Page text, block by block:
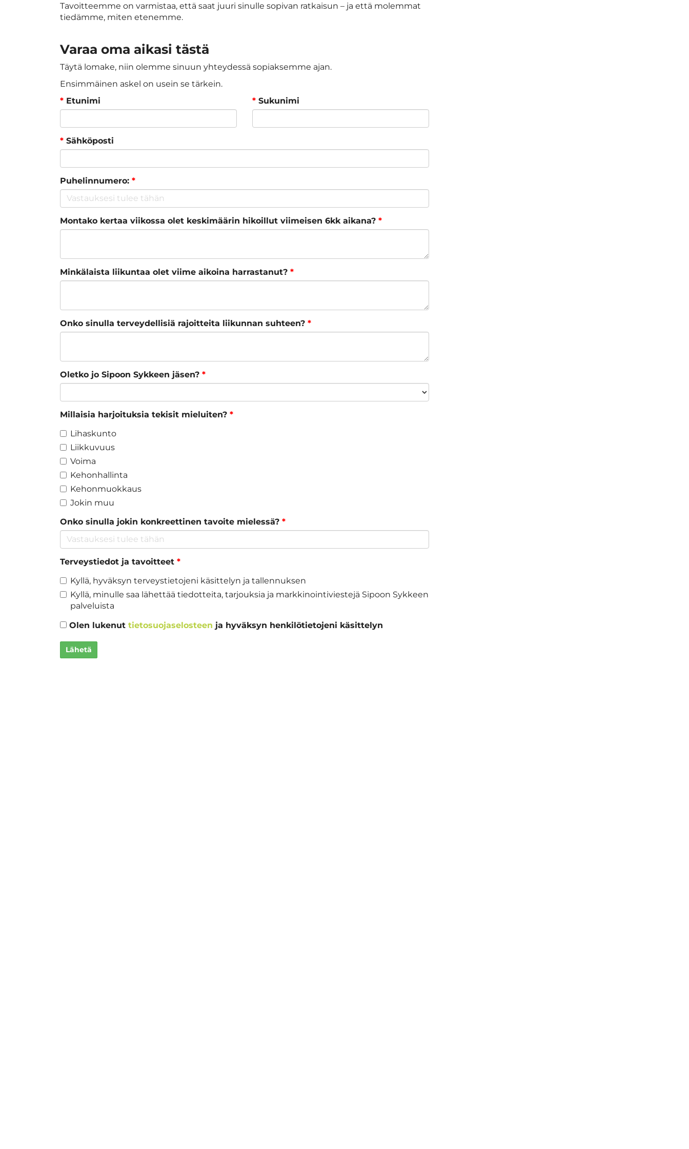
Tavoitteemme on varmistaa, että saat juuri sinulle sopivan ratkaisun – ja että molemmat
tiedämme, miten etenemme.
​​​​​​​Varaa oma aikasi tästä
Täytä lomake, niin olemme sinuun yhteydessä sopiaksemme ajan.
Ensimmäinen askel on usein se tärkein.
* Etunimi * Sukunimi
* Sähköposti
Puhelinnumero: *
Montako kertaa viikossa olet keskimäärin hikoillut viimeisen 6kk aikana? *
Minkälaista liikuntaa olet viime aikoina harrastanut? *
Onko sinulla terveydellisiä rajoitteita liikunnan suhteen? *
Oletko jo Sipoon Sykkeen jäsen? *
Millaisia harjoituksia tekisit mieluiten? *
Lihaskunto
Liikkuvuus
Voima
Kehonhallinta
Kehonmuokkaus
Jokin muu
Onko sinulla jokin konkreettinen tavoite mielessä? *
Terveystiedot ja tavoitteet *
Kyllä, hyväksyn terveystietojeni käsittelyn ja tallennuksen
Kyllä, minulle saa lähettää tiedotteita, tarjouksia ja markkinointiviestejä Sipoon Sykkeen
palveluista
Olen lukenut tietosuojaselosteen ja hyväksyn henkilötietojeni käsittelyn
Lähetä